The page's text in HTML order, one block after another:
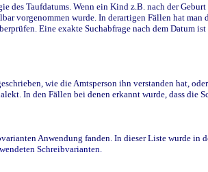
Taufdatums. Wenn ein Kind z.B. nach der
vorgenommen wurde. In derartigen Fällen hat
Eine exakte Suchabfrage nach dem Datum
wie die Amtsperson ihn verstanden hat,
In den Fällen bei denen erkannt wurde, dass die
Anwendung fanden. In dieser Liste wurde in
Schreibvarianten.